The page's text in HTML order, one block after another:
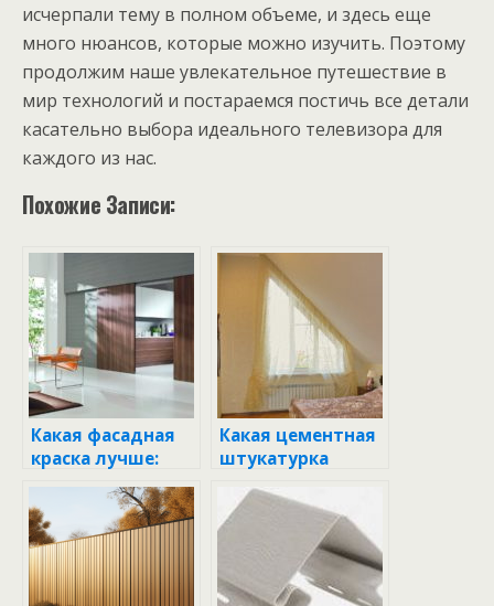
исчерпали тему в полном объеме, и здесь еще
много нюансов, которые можно изучить. Поэтому
продолжим наше увлекательное путешествие в
мир технологий и постараемся постичь все детали
касательно выбора идеального телевизора для
каждого из нас.
Похожие Записи:
Какая фасадная
краска лучше:
акриловая или
латексная?
Какая цементная
штукатурка
лучше: советы по
выбору и
применению